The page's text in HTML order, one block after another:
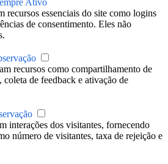
Ativo
recursos essenciais do site como logins
de consentimento. Eles não
recursos como compartilhamento de
coleta de feedback e ativação de
interações dos visitantes, fornecendo
número de visitantes, taxa de rejeição e